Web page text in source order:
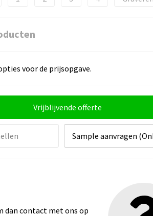
voor de prijsopgave.
Vrijblijvende offerte
Sample aanvragen
dan contact met ons op